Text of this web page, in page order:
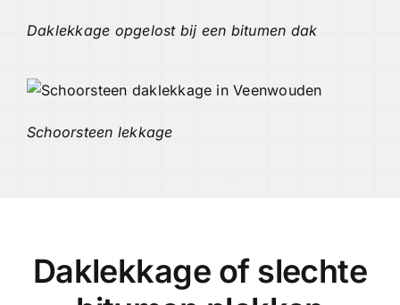
Daklekkage opgelost bij een bitumen dak
Schoorsteen lekkage
Daklekkage of slechte